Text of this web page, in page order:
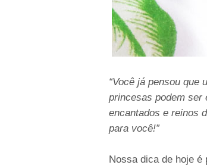
“Você já pensou que
princesas podem ser
encantados e reinos
para você!”
Nossa dica de hoje é